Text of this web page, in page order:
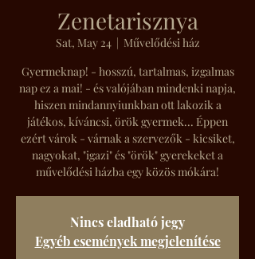
Zenetarisznya
Sat, May 24
  |
Művelődési ház
Gyermeknap! - hosszú, tartalmas, izgalmas
nap ez a mai! - és valójában mindenki napja,
hiszen mindannyiunkban ott lakozik a
játékos, kíváncsi, örök gyermek... Éppen
ezért várok - várnak a szervezők - kicsiket,
nagyokat, "igazi" és "örök" gyerekeket a
művelődési házba egy közös mókára!
Nincs eladható jegy
Egyéb események megjelenítése